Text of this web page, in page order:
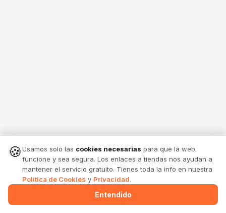
Menu Alertas Comparte Entrar
🍪Usamos solo las cookies necesarias para que la web
funcione y sea segura. Los enlaces a tiendas nos ayudan a
mantener el servicio gratuito. Tienes toda la info en nuestra
Política de Cookies y Privacidad.
Entendido